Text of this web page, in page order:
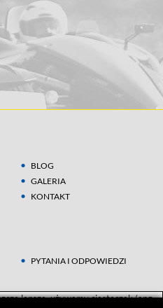
BLOG
GALERIA
KONTAKT
PYTANIA I ODPOWIEDZI
lepsze, używamy ciasteczek (ang.